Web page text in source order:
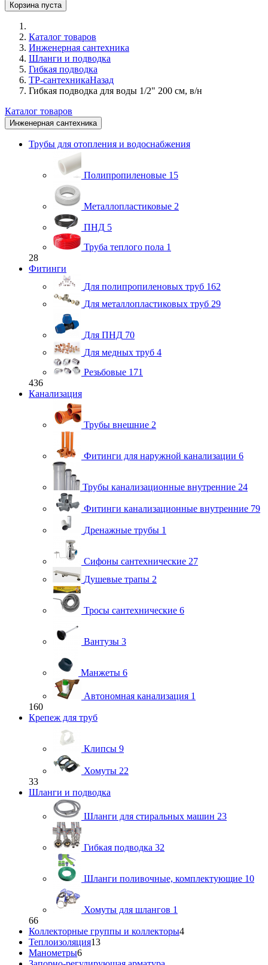
Корзина пуста
Каталог товаров
Инженерная сантехника
Шланги и подводка
Гибкая подводка
ТР-сантехникаНазад
Гибкая подводка для воды 1/2" 200 см, в/н
Каталог товаров
Инженерная сантехника
Трубы для отопления и водоснабжения
Полипропиленовые 15
Металлопластиковые 2
ПНД 5
Труба теплого пола 1
28
Фитинги
Для полипропиленовых труб 162
Для металлопластиковых труб 29
Для ПНД 70
Для медных труб 4
Резьбовые 171
436
Канализация
Трубы внешние 2
Фитинги для наружной канализации 6
Трубы канализационные внутренние 24
Фитинги канализационные внутренние 79
Дренажные трубы 1
Сифоны сантехнические 27
Душевые трапы 2
Тросы сантехнические 6
Вантузы 3
Манжеты 6
Автономная канализация 1
160
Крепеж для труб
Клипсы 9
Хомуты 22
33
Шланги и подводка
Шланги для стиральных машин 23
Гибкая подводка 32
Шланги поливочные, комплектующие 10
Хомуты для шлангов 1
66
Коллекторные группы и коллекторы4
Теплоизоляция13
Манометры6